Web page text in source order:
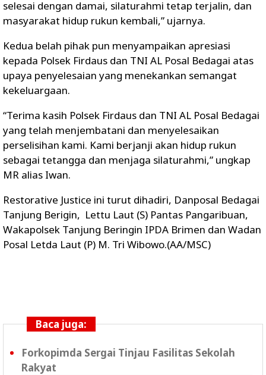
selesai dengan damai, silaturahmi tetap terjalin, dan
masyarakat hidup rukun kembali,” ujarnya.
Kedua belah pihak pun menyampaikan apresiasi
kepada Polsek Firdaus dan TNI AL Posal Bedagai atas
upaya penyelesaian yang menekankan semangat
kekeluargaan.
“Terima kasih Polsek Firdaus dan TNI AL Posal Bedagai
yang telah menjembatani dan menyelesaikan
perselisihan kami. Kami berjanji akan hidup rukun
sebagai tetangga dan menjaga silaturahmi,” ungkap
MR alias Iwan.
Restorative Justice ini turut dihadiri, Danposal Bedagai
Tanjung Berigin, Lettu Laut (S) Pantas Pangaribuan,
Wakapolsek Tanjung Beringin IPDA Brimen dan Wadan
Posal Letda Laut (P) M. Tri Wibowo.(AA/MSC)
Baca juga:
Forkopimda Sergai Tinjau Fasilitas Sekolah
Rakyat